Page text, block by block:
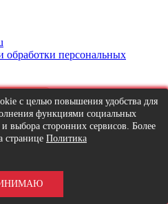
персональных
сайта
принимаются с понедельника
с целью повышения удобства для
функциями социальных
и выбора сторонних сервисов. Более
Политика